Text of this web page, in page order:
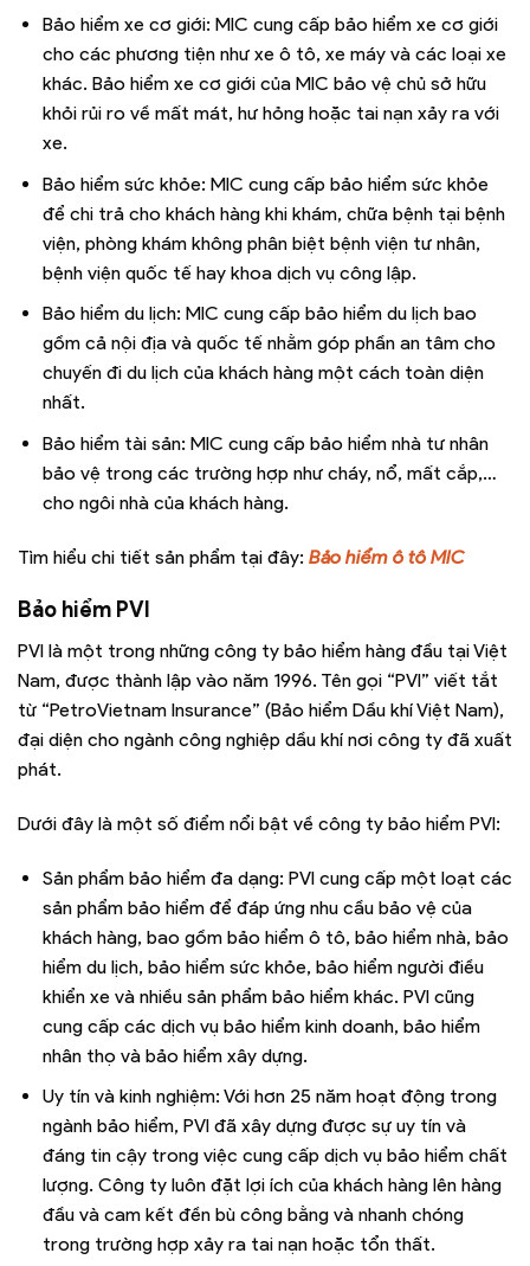
Bảo hiểm xe cơ giới: MIC cung cấp bảo hiểm xe cơ giới
cho các phương tiện như xe ô tô, xe máy và các loại xe
khác. Bảo hiểm xe cơ giới của MIC bảo vệ chủ sở hữu
khỏi rủi ro về mất mát, hư hỏng hoặc tai nạn xảy ra với
xe.
Bảo hiểm sức khỏe: MIC cung cấp bảo hiểm sức khỏe
để chi trả cho khách hàng khi khám, chữa bệnh tại bệnh
viện, phòng khám không phân biệt bệnh viện tư nhân,
bệnh viện quốc tế hay khoa dịch vụ công lập.
Bảo hiểm du lịch: MIC cung cấp bảo hiểm du lịch bao
gồm cả nội địa và quốc tế nhằm góp phần an tâm cho
chuyến đi du lịch của khách hàng một cách toàn diện
nhất.
Bảo hiểm tài sản: MIC cung cấp bảo hiểm nhà tư nhân
bảo vệ trong các trường hợp như cháy, nổ, mất cắp,…
cho ngôi nhà của khách hàng.
Tìm hiểu chi tiết sản phẩm tại đây: Bảo hiểm ô tô MIC
Bảo hiểm PVI
PVI là một trong những công ty bảo hiểm hàng đầu tại Việt
Nam, được thành lập vào năm 1996. Tên gọi “PVI” viết tắt
từ “PetroVietnam Insurance” (Bảo hiểm Dầu khí Việt Nam),
đại diện cho ngành công nghiệp dầu khí nơi công ty đã xuất
phát.
Dưới đây là một số điểm nổi bật về công ty bảo hiểm PVI:
Sản phẩm bảo hiểm đa dạng: PVI cung cấp một loạt các
sản phẩm bảo hiểm để đáp ứng nhu cầu bảo vệ của
khách hàng, bao gồm bảo hiểm ô tô, bảo hiểm nhà, bảo
hiểm du lịch, bảo hiểm sức khỏe, bảo hiểm người điều
khiển xe và nhiều sản phẩm bảo hiểm khác. PVI cũng
cung cấp các dịch vụ bảo hiểm kinh doanh, bảo hiểm
nhân thọ và bảo hiểm xây dựng.
Uy tín và kinh nghiệm: Với hơn 25 năm hoạt động trong
ngành bảo hiểm, PVI đã xây dựng được sự uy tín và
đáng tin cậy trong việc cung cấp dịch vụ bảo hiểm chất
lượng. Công ty luôn đặt lợi ích của khách hàng lên hàng
đầu và cam kết đền bù công bằng và nhanh chóng
trong trường hợp xảy ra tai nạn hoặc tổn thất.